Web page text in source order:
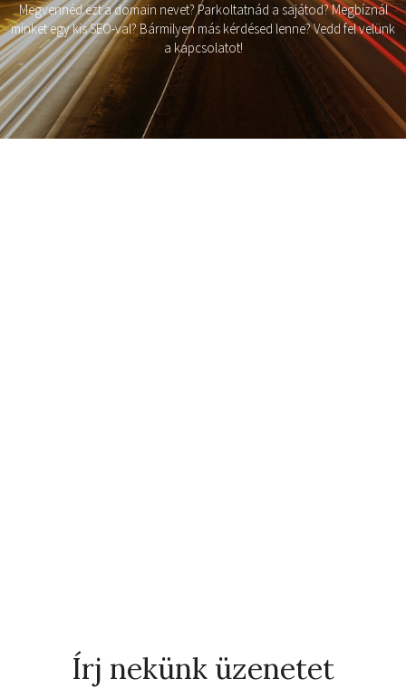
Megvennéd ezt a domain nevet? Parkoltatnád a sajátod? Megbíznál
minket egy kis SEO-val? Bármilyen más kérdésed lenne? Vedd fel velünk
a kapcsolatot!
Írj nekünk üzenetet